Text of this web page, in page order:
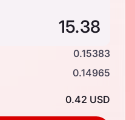
0.15383
0.14965
0.42 USD